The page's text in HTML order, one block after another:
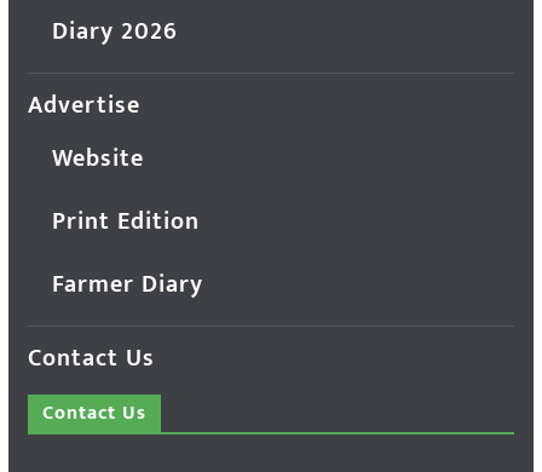
Diary 2026
Advertise
Website
Print Edition
Farmer Diary
Contact Us
Contact Us